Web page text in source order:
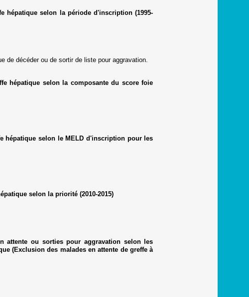
hépatique selon la période d'inscription (1995-
de décéder ou de sortir de liste pour aggravation.
hépatique selon la composante du score foie
hépatique selon le MELD d'inscription pour les
selon la priorité (2010-2015)
attente ou sorties pour aggravation selon les
(Exclusion des malades en attente de greffe à